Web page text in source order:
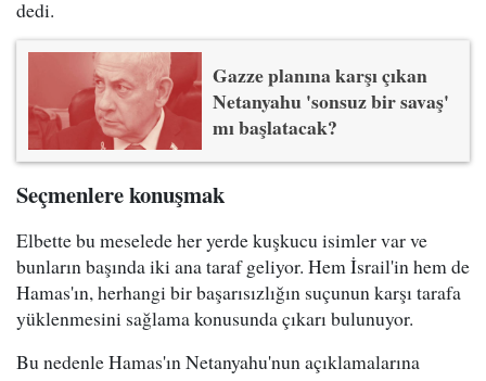
dedi.
Gazze planına karşı çıkan
Netanyahu 'sonsuz bir savaş'
mı başlatacak?
Seçmenlere konuşmak
Elbette bu meselede her yerde kuşkucu isimler var ve
bunların başında iki ana taraf geliyor. Hem İsrail'in hem de
Hamas'ın, herhangi bir başarısızlığın suçunun karşı tarafa
yüklenmesini sağlama konusunda çıkarı bulunuyor.
Bu nedenle Hamas'ın Netanyahu'nun açıklamalarına